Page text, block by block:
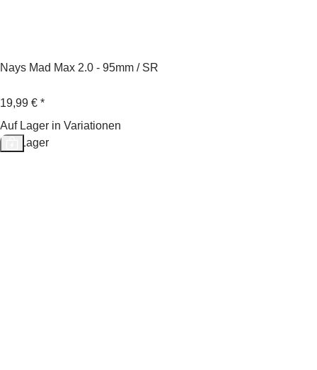
Nays Mad Max 2.0 - 95mm / SR
19,99 € *
Auf Lager in Variationen
Auf Lager